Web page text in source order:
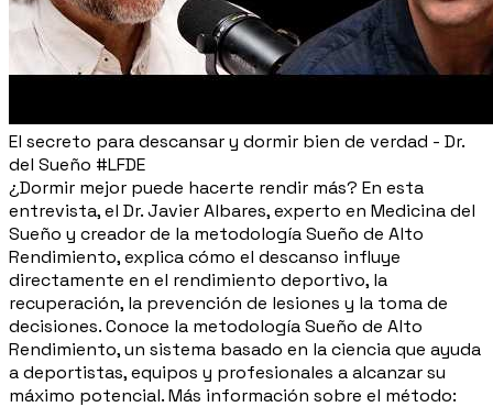
El secreto para descansar y dormir bien de verdad - Dr.
del Sueño #LFDE
¿Dormir mejor puede hacerte rendir más? En esta
entrevista, el Dr. Javier Albares, experto en Medicina del
Sueño y creador de la metodología Sueño de Alto
Rendimiento, explica cómo el descanso influye
directamente en el rendimiento deportivo, la
recuperación, la prevención de lesiones y la toma de
decisiones. Conoce la metodología Sueño de Alto
Rendimiento, un sistema basado en la ciencia que ayuda
a deportistas, equipos y profesionales a alcanzar su
máximo potencial. Más información sobre el método: